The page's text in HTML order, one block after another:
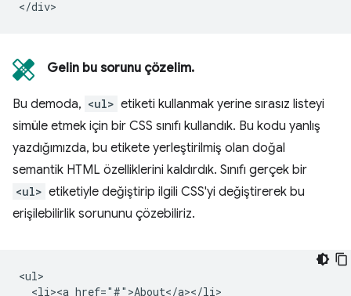
Gelin bu sorunu çözelim.
Bu demoda, <ul> etiketi kullanmak yerine sırasız listeyi
simüle etmek için bir CSS sınıfı kullandık. Bu kodu yanlış
yazdığımızda, bu etikete yerleştirilmiş olan doğal
semantik HTML özelliklerini kaldırdık. Sınıfı gerçek bir
<ul> etiketiyle değiştirip ilgili CSS'yi değiştirerek bu
erişilebilirlik sorununu çözebiliriz.
<ul>
  <li><a href="#">About</a></li>